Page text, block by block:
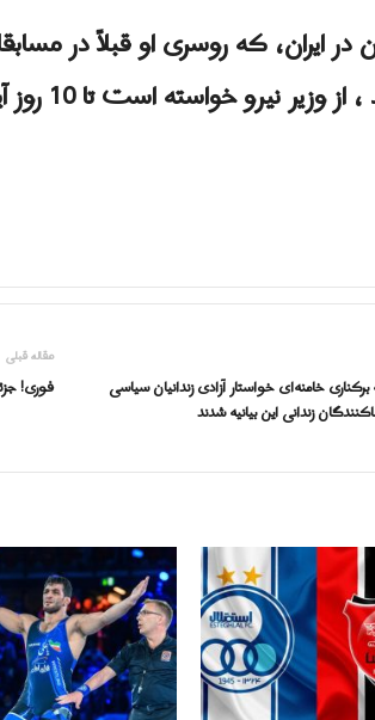
در ایران، که روسری او قبلاً در
هم اکنون
مقاله قبلی
فوری!
خامنه‌ای خواستار آزادی زندانیان سیاسی
زندانی این بیانیه شدند